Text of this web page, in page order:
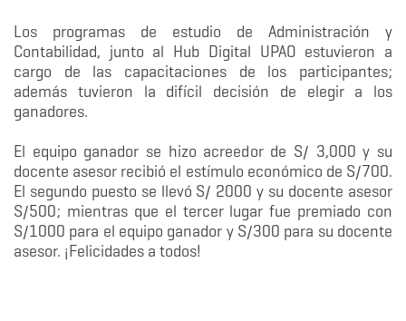
Los programas de estudio de Administración y
Contabilidad, junto al Hub Digital UPAO estuvieron a
cargo de las capacitaciones de los participantes;
además tuvieron la difícil decisión de elegir a los
ganadores.
El equipo ganador se hizo acreedor de S/ 3,000 y su
docente asesor recibió el estímulo económico de S/700.
El segundo puesto se llevó S/ 2000 y su docente asesor
S/500; mientras que el tercer lugar fue premiado con
S/1000 para el equipo ganador y S/300 para su docente
asesor. ¡Felicidades a todos!